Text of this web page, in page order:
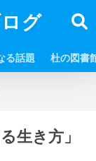
グ
る話題 杜の図書
生き方」